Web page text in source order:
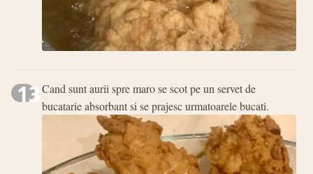
13Cand sunt aurii spre maro se scot pe un servet de
bucatarie absorbant si se prajesc urmatoarele bucati.